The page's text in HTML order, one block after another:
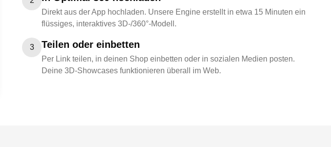
Direkt aus der App hochladen. Unsere Engine erstellt in etwa 15 Minuten ein
flüssiges, interaktives 3D-/360°-Modell.
3 Teilen oder einbetten
Per Link teilen, in deinen Shop einbetten oder in sozialen Medien posten.
Deine 3D-Showcases funktionieren überall im Web.